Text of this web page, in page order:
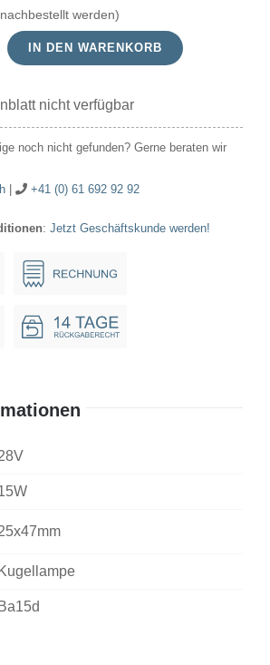
werden)
IN DEN WARENKORB
nicht verfügbar
noch nicht gefunden? Gerne beraten wir
| +41 (0) 61 692 92 92
: Jetzt Geschäftskunde werden!
Kugellampe
Ba15d